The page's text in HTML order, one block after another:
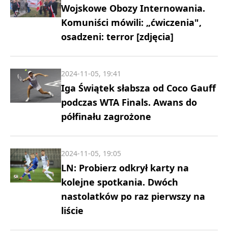
Wojskowe Obozy Internowania.
Komuniści mówili: „ćwiczenia",
osadzeni: terror [zdjęcia]
Iga Świątek słabsza od Coco Gauff
podczas WTA Finals. Awans do
półfinału zagrożone
2024-11-05, 19:41
LN: Probierz odkrył karty na
kolejne spotkania. Dwóch
nastolatków po raz pierwszy na
liście
2024-11-05, 19:05